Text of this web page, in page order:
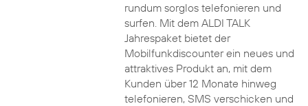
rundum sorglos telefonieren und
surfen. Mit dem ALDI TALK
Jahrespaket bietet der
Mobilfunkdiscounter ein neues und
attraktives Produkt an, mit dem
Kunden über 12 Monate hinweg
telefonieren, SMS verschicken und